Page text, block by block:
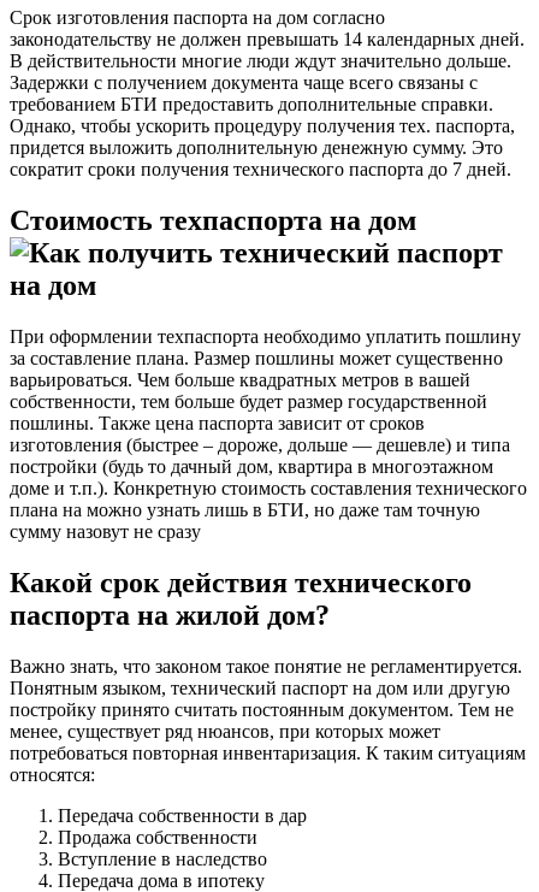
Срок изготовления паспорта на дом согласно
законодательству не должен превышать 14 календарных дней.
В действительности многие люди ждут значительно дольше.
Задержки с получением документа чаще всего связаны с
требованием БТИ предоставить дополнительные справки.
Однако, чтобы ускорить процедуру получения тех. паспорта,
придется выложить дополнительную денежную сумму. Это
сократит сроки получения технического паспорта до 7 дней.
Стоимость техпаспорта на дом
При оформлении техпаспорта необходимо уплатить пошлину
за составление плана. Размер пошлины может существенно
варьироваться. Чем больше квадратных метров в вашей
собственности, тем больше будет размер государственной
пошлины. Также цена паспорта зависит от сроков
изготовления (быстрее – дороже, дольше — дешевле) и типа
постройки (будь то дачный дом, квартира в многоэтажном
доме и т.п.). Конкретную стоимость составления технического
плана на можно узнать лишь в БТИ, но даже там точную
сумму назовут не сразу
Какой срок действия технического
паспорта на жилой дом?
Важно знать, что законом такое понятие не регламентируется.
Понятным языком, технический паспорт на дом или другую
постройку принято считать постоянным документом. Тем не
менее, существует ряд нюансов, при которых может
потребоваться повторная инвентаризация. К таким ситуациям
относятся:
Передача собственности в дар
Продажа собственности
Вступление в наследство
Передача дома в ипотеку